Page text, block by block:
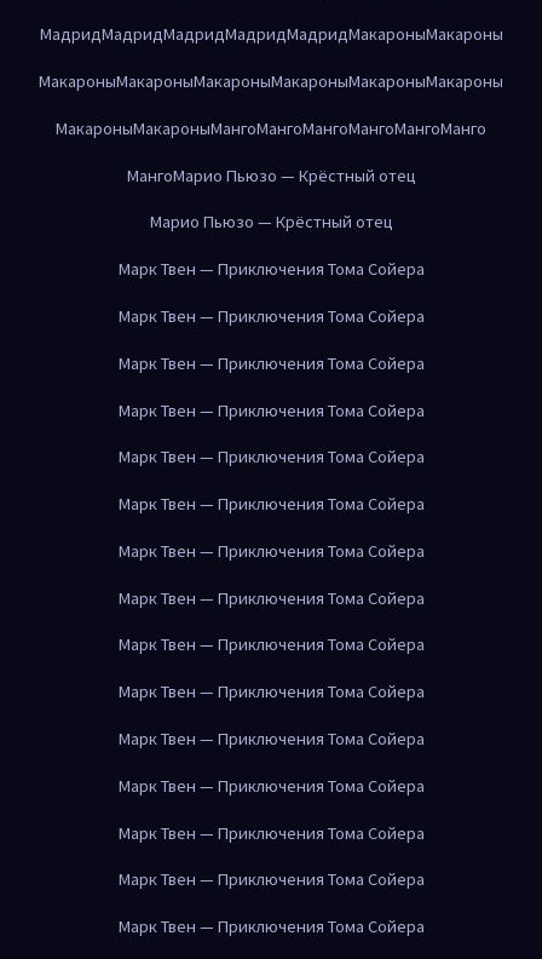
МадридМадридМадридМадридМадридМакароныМакароны
МакароныМакароныМакароныМакароныМакароныМакароны
МакароныМакароныМангоМангоМангоМангоМангоМанго
МангоМарио Пьюзо — Крёстный отец
Марио Пьюзо — Крёстный отец
Марк Твен — Приключения Тома Сойера
Марк Твен — Приключения Тома Сойера
Марк Твен — Приключения Тома Сойера
Марк Твен — Приключения Тома Сойера
Марк Твен — Приключения Тома Сойера
Марк Твен — Приключения Тома Сойера
Марк Твен — Приключения Тома Сойера
Марк Твен — Приключения Тома Сойера
Марк Твен — Приключения Тома Сойера
Марк Твен — Приключения Тома Сойера
Марк Твен — Приключения Тома Сойера
Марк Твен — Приключения Тома Сойера
Марк Твен — Приключения Тома Сойера
Марк Твен — Приключения Тома Сойера
Марк Твен — Приключения Тома Сойера